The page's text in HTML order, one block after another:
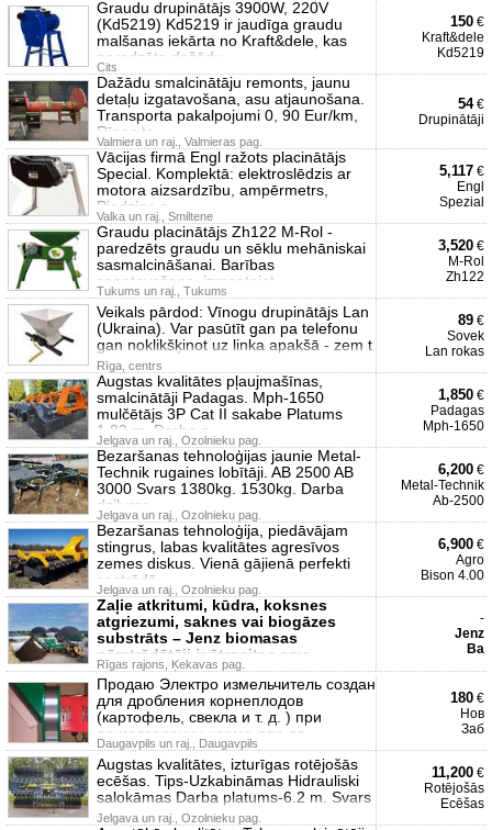
Graudu drupinātājs 3900W, 220V
(Kd5219) Kd5219 ir jaudīga graudu
malšanas iekārta no Kraft&dele, kas
paredzēta dažādu
Cits
150 €
Kraft&dele
Kd5219
Dažādu smalcinātāju remonts, jaunu
detaļu izgatavošana, asu atjaunošana.
Transporta pakalpojumi 0, 90 Eur/km,
Rīgas te
Valmiera un raj., Valmieras pag.
54€
Drupinātāji
Vācijas firmā Engl ražots placinātājs
Special. Komplektā: elektroslēdzis ar
motora aizsardzību, ampērmetrs,
Piedziņa a
Valka un raj., Smiltene
5,117 €
Engl
Spezial
Graudu placinātājs Zh122 M-Rol -
paredzēts graudu un sēklu mehāniskai
sasmalcināšanai. Barības
sagatavošana, izmantojot
Tukums un raj., Tukums
3,520 €
M-Rol
Zh122
Veikals pārdod: Vīnogu drupinātājs Lan
(Ukraina). Var pasūtīt gan pa telefonu
gan noklikšķinot uz linka apakšā - zem t
Rīga, centrs
89 €
Sovek
Lan rokas
Augstas kvalitātes pļaujmašīnas,
smalcinātāji Padagas. Mph-1650
mulčētājs 3P Cat II sakabe Platums
1.83 m. Darba p
Jelgava un raj., Ozolnieku pag.
1,850 €
Padagas
Mph-1650
Bezaršanas tehnoloģijas jaunie Metal-
Technik rugaines lobītāji. AB 2500 AB
3000 Svars 1380kg. 1530kg. Darba
dziļums
Jelgava un raj., Ozolnieku pag.
6,200 €
Metal-Technik
Ab-2500
Bezaršanas tehnoloģija, piedāvājam
stingrus, labas kvalitātes agresīvos
zemes diskus. Vienā gājienā perfekti
sastrādā
Jelgava un raj., Ozolnieku pag.
6,900 €
Agro
Bison 4.00
Zaļie atkritumi, kūdra, koksnes
atgriezumi, saknes vai biogāzes
substrāts – Jenz biomasas
pārstrādātāji ir ātrgaitas sma
Rīgas rajons, Ķekavas pag.
-
Jenz
Ba
Продаю Электро измельчитель создан
для дробления корнеплодов
(картофель, свекла и т. д. ) при
приготовлении корма для до
Daugavpils un raj., Daugavpils
180 €
Нов
Заб
Augstas kvalitātes, izturīgas rotējošās
ecēšas. Tips-Uzkabināmas Hidrauliski
salokāmas Darba platums-6.2 m. Svars
Jelgava un raj., Ozolnieku pag.
11,200 €
Rotējošās
Ecēšas